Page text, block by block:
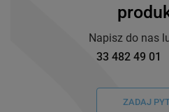
Napisz do nas
33 482 49 01
ZADAJ